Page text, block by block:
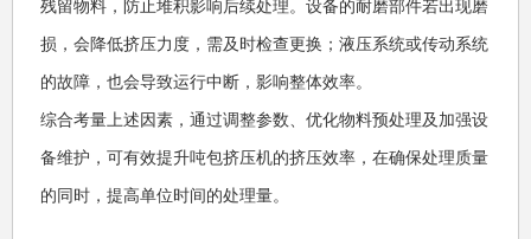
残留物料，防止堆积影响后续处理。设备的耐磨部件若出现磨
损，会降低挤压力度，需及时检查更换；液压系统或传动系统
的故障，也会导致运行中断，影响整体效率。
综合考量上述因素，通过调整参数、优化物料预处理及加强设
备维护，可有效提升吨包挤压机的挤压效率，在确保处理质量
的同时，提高单位时间的处理量。